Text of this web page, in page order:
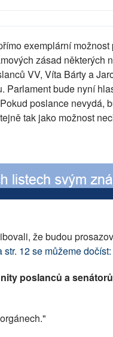
exemplární
zásad některých
VV, Víta Bárty a
Parlament bude nyní
poslance nevydá,
tak jako možnost
že budou
str. 12 se můžeme dočíst:
poslanců a senátorů